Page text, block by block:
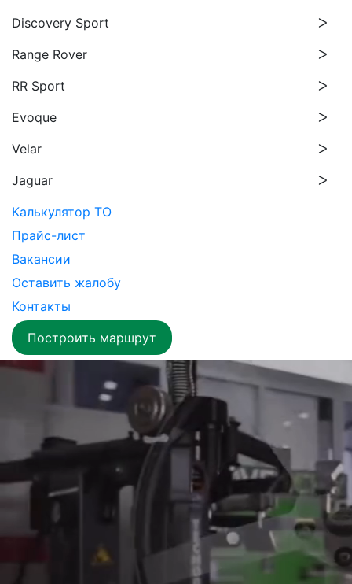
Discovery Sport
Range Rover
RR Sport
Evoque
Velar
Jaguar
Калькулятор ТО
Прайс-лист
Вакансии
Оставить жалобу
Контакты
Построить маршрут